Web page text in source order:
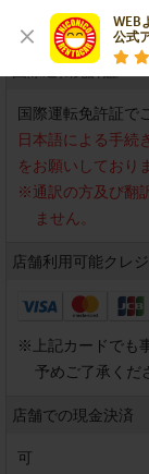
WEB
公式
国際運転免許証で
日本語による手続
をお願いしており
※通訳の方及び翻
ません。
店舗利用可能クレ
※
上記カードでも
予めご了承くだ
店舗での現金決済
可